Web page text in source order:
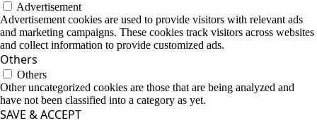
Advertisement
Advertisement cookies are used to provide visitors with relevant ads
and marketing campaigns. These cookies track visitors across websites
and collect information to provide customized ads.
Others
Others
Other uncategorized cookies are those that are being analyzed and
have not been classified into a category as yet.
SAVE & ACCEPT